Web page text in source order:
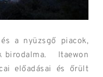
a nyüzsgő piacok,
birodalma. Itaewon
előadásai és őrült